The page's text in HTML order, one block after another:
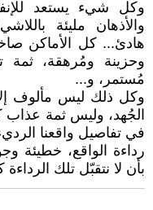
وكل شيء يستعد
والأذهان مليئة
هادئ... كل الأماكن
وحزينة ومُرهقة،
مُستمر، و...
وكل ذلك ليس مألوف
الجُهد، وليس ثمة عذاب
في تفاصيل واقعنا
رداءة الواقع، خطيئة
بأن لا نتقبّل تلك